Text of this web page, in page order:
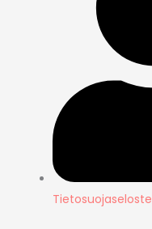
Tietosuojaseloste